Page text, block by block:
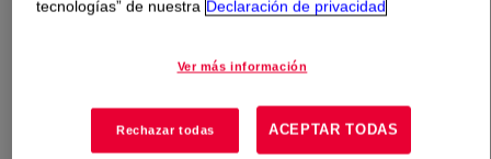
and excellent sag resistance.while maintaining the
excellent flow, gloss development and applicability both
low-viscosity material for ease of use in the
manufacturing process.
tecnologías” de nuestra Declaración de privacidad
Ver más información
Rechazar todas ACEPTAR TODAS